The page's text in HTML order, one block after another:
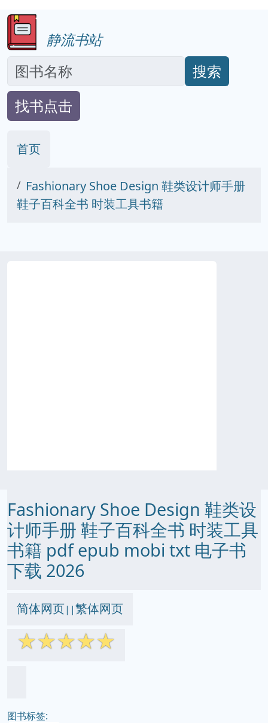
静流书站
搜索
找书点击
首页
Fashionary Shoe Design 鞋类设计师手册
鞋子百科全书 时装工具书籍
Fashionary Shoe Design 鞋类设
计师手册 鞋子百科全书 时装工具
书籍 pdf epub mobi txt 电子书
下载 2026
简体网页||繁体网页
☆☆☆☆☆
图书标签: